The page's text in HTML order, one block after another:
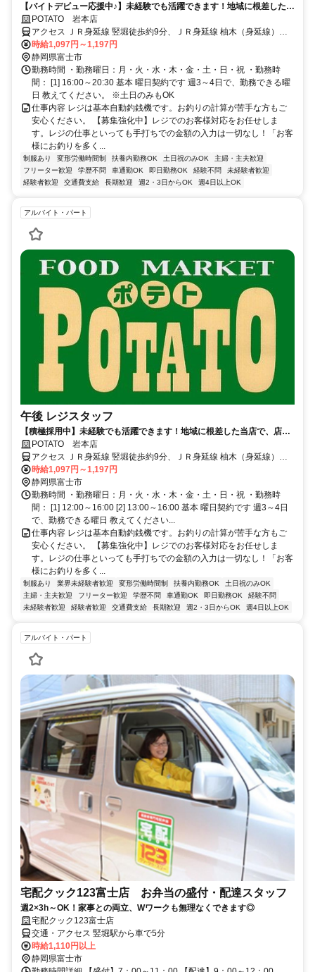
【バイトデビュー応援中♪】未経験でも活躍できます！地域に根差した当
店で、店舗スタッフをお任せします
POTATO 岩本店
アクセス ＪＲ身延線 竪堀徒歩約9分、ＪＲ身延線 柚木（身延線）徒
歩約15分、ＪＲ東海道本線 富士北口徒歩約32分
時給1,097円～1,197円
静岡県富士市
勤務時間 ・勤務曜日：月・火・水・木・金・土・日・祝 ・勤務時
間： [1] 16:00～20:30 基本 曜日契約です 週3～4日で、勤務できる曜
日 教えてください。 ※土日のみもOK
仕事内容 レジは基本自動釣銭機です。お釣りの計算が苦手な方もご
安心ください。 【募集強化中】レジでのお客様対応をお任せしま
す。レジの仕事といっても手打ちでの金額の入力は一切なし！「お客
様にお釣りを多く...
制服あり 変形労働時間制 扶養内勤務OK 土日祝のみOK
主婦・主夫歓迎
フリーター歓迎
学歴不問 車通勤OK 即日勤務OK 経験不問
未経験者歓迎
経験者歓迎
交通費支給 長期歓迎 週2・3日からOK 週4日以上OK
アルバイト・パート
午後 レジスタッフ
【積極採用中】未経験でも活躍できます！地域に根差した当店で、店舗
スタッフをお任せします！
POTATO 岩本店
アクセス ＪＲ身延線 竪堀徒歩約9分、ＪＲ身延線 柚木（身延線）徒
歩約15分、ＪＲ東海道本線 富士北口徒歩約32分
時給1,097円～1,197円
静岡県富士市
勤務時間 ・勤務曜日：月・火・水・木・金・土・日・祝 ・勤務時
間： [1] 12:00～16:00 [2] 13:00～16:00 基本 曜日契約です 週3～4日
で、勤務できる曜日 教えてください...
仕事内容 レジは基本自動釣銭機です。お釣りの計算が苦手な方もご
安心ください。 【募集強化中】レジでのお客様対応をお任せしま
す。レジの仕事といっても手打ちでの金額の入力は一切なし！「お客
様にお釣りを多く...
制服あり 業界未経験者歓迎 変形労働時間制 扶養内勤務OK
土日祝のみOK
主婦・主夫歓迎
フリーター歓迎 学歴不問 車通勤OK 即日勤務OK
経験不問
未経験者歓迎
経験者歓迎 交通費支給 長期歓迎 週2・3日からOK 週4日以上OK
アルバイト・パート
宅配クック123富士店 お弁当の盛付・配達スタッフ
週2×3h～OK！家事との両立、Wワークも無理なくできます◎
宅配クック123富士店
交通・アクセス 竪堀駅から車で5分
時給1,110円以上
静岡県富士市